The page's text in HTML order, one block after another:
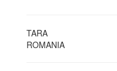
TARA
ROMANIA